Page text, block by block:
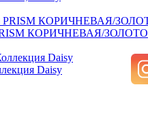
КОРИЧНЕВАЯ/ЗОЛОТО
Daisy